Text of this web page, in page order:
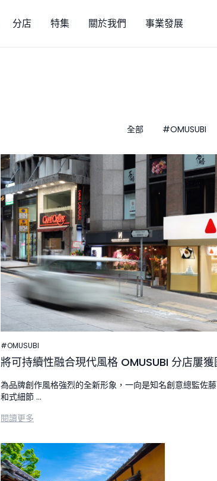
分店 特集 關於我們 事業發展
全部 #OMUSUBI
#OMUSUBI
將可持續性融合現代風格 OMUSUBI 分店屢
為品牌創作風格強烈的全新形象，一向是知名創意總監佐
和式細節 ...
閱讀更多